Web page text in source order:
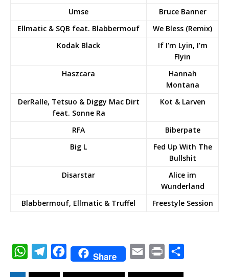
Umse
Bruce Banner
Ellmatic & SQB feat. Blabbermouf
We Bless (Remix)
Kodak Black
If I’m Lyin, I’m
Flyin
Haszcara
Hannah
Montana
DerRalle, Tetsuo & Diggy Mac Dirt
feat. Sonne Ra
Kot & Larven
RFA
Biberpate
Big L
Fed Up With The
Bullshit
Disarstar
Alice im
Wunderland
Blabbermouf, Ellmatic & Truffel
Freestyle Session
W
Share